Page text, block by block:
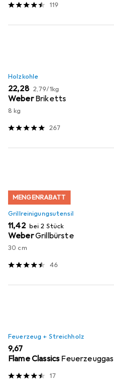
119
Holzkohle
EUR
22,28 EUR
2,79/1kg
Weber Briketts
8 kg
267
MENGENRABATT
Grillreinigungsutensil
EUR
11,42 bei 2 Stück
WeberGrillbürste
30 cm
46
Feuerzeug + Streichholz
EUR
9,67
Flame Classics Feuerzeuggas
17